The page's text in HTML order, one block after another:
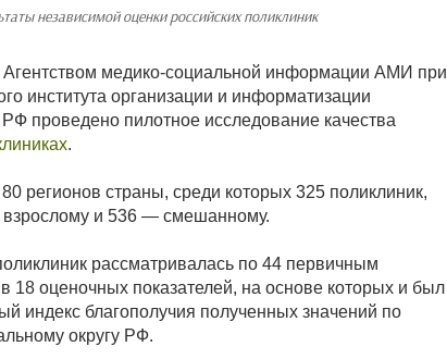
независимой оценки российских поликлиник
медико-социальной информации АМИ при
института организации и информатизации
проведено пилотное исследование качества
.
регионов страны, среди которых 325 поликлиник,
и 536 — смешанному.
рассматривалась по 44 первичным
оценочных показателей, на основе которых и был
индекс благополучия полученных значений по
округу РФ.